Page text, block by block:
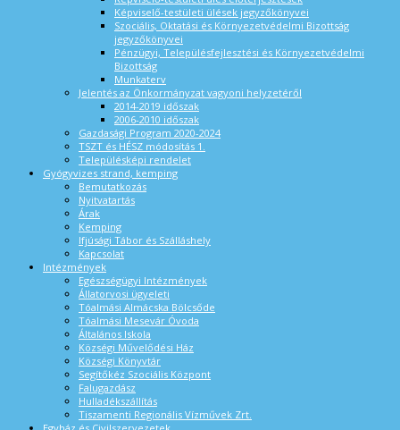
Képviselő-testületi ülések jegyzőkönyvei
Szociális, Oktatási és Környezetvédelmi Bizottság
jegyzőkönyvei
Pénzügyi, Településfejlesztési és Környezetvédelmi
Bizottság
Munkaterv
Jelentés az Önkormányzat vagyoni helyzetéről
2014-2019 időszak
2006-2010 időszak
Gazdasági Program 2020-2024
TSZT és HÉSZ módosítás 1.
Településképi rendelet
Gyógyvizes strand, kemping
Bemutatkozás
Nyitvatartás
Árak
Kemping
Ifjúsági Tábor és Szálláshely
Kapcsolat
Intézmények
Egészségügyi Intézmények
Állatorvosi ügyeleti
Tóalmási Almácska Bölcsőde
Tóalmási Mesevár Óvoda
Általános Iskola
Községi Művelődési Ház
Községi Könyvtár
Segítőkéz Szociális Központ
Falugazdász
Hulladékszállítás
Tiszamenti Regionális Vízművek Zrt.